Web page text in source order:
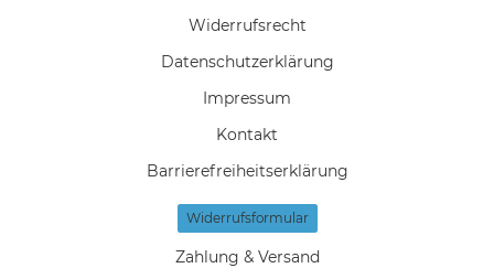
Widerrufs­recht
Daten­schutz­erklärung
Impressum
Kontakt
Barrierefreiheitserklärung
Widerrufs­formular
Zahlung & Versand